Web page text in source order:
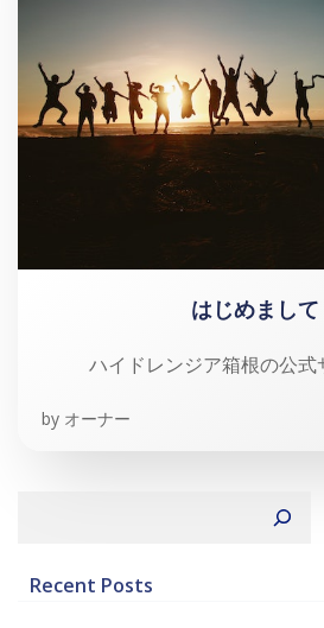
はじめまして
ハイドレンジア箱根の公
by オーナー
Recent Posts